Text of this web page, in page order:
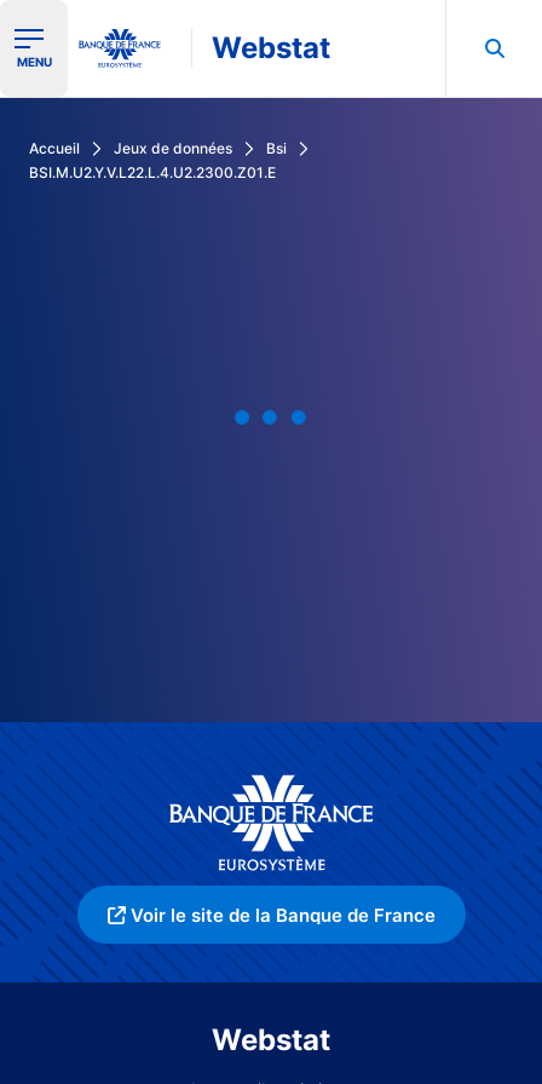
Ouvrir le menu de navigation
MENU Webstat
Accueil Jeux de données
Bsi
BSI.M.U2.Y.V.L22.L.4.U2.2300.Z01.E
Voir le site de la Banque de France
Webstat